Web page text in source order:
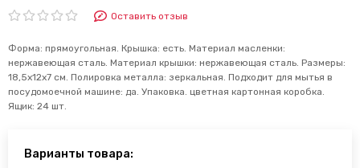
Оставить отзыв
Форма: прямоугольная. Крышка: есть. Материал масленки:
нержавеющая сталь. Материал крышки: нержавеющая сталь. Размеры:
18,5х12х7 см. Полировка металла: зеркальная. Подходит для мытья в
посудомоечной машине: да. Упаковка. цветная картонная коробка.
Ящик: 24 шт.
Варианты товара: